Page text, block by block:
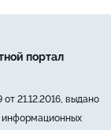
портал
21.12.2016, выдано
информационных